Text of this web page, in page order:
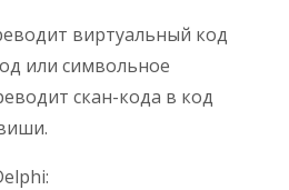
виртуальный код
или символьное
скан-кода в код